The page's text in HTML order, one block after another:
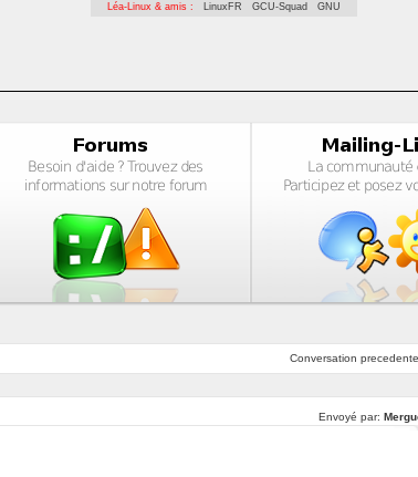
Léa-Linux & amis : LinuxFR GCU-Squad GNU
Conversation precedente
Envoyé par: